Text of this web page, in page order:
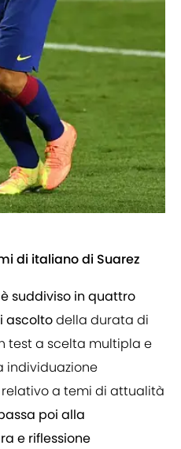
di italiano di Suarez
suddiviso in quattro
ascoltodella durata di
test a scelta multipla e
individuazione
a temi di attualità
poi alla
e riflessione